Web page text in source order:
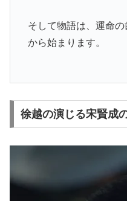
そして物語は、運命
から始まります。
徐越の演じる宋賢成